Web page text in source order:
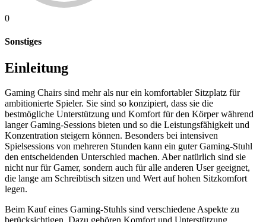
0
Sonstiges
Einleitung
Gaming Chairs sind mehr als nur ein komfortabler Sitzplatz für
ambitionierte Spieler. Sie sind so konzipiert, dass sie die
bestmögliche Unterstützung und Komfort für den Körper während
langer Gaming-Sessions bieten und so die Leistungsfähigkeit und
Konzentration steigern können. Besonders bei intensiven
Spielsessions von mehreren Stunden kann ein guter Gaming-Stuhl
den entscheidenden Unterschied machen. Aber natürlich sind sie
nicht nur für Gamer, sondern auch für alle anderen User geeignet,
die lange am Schreibtisch sitzen und Wert auf hohen Sitzkomfort
legen.
Beim Kauf eines Gaming-Stuhls sind verschiedene Aspekte zu